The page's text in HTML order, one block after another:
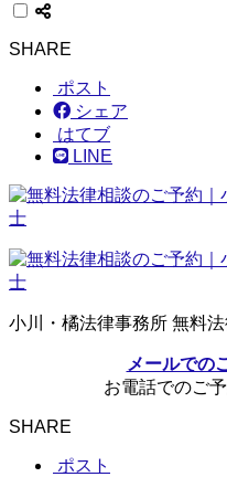
SHARE
ポスト
シェア
はてブ
LINE
小川・橘法律事務所 無料
メールでの
お電話でのご予
SHARE
ポスト